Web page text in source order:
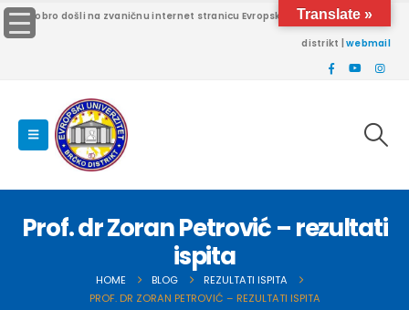
Dobro došli na zvaničnu internet stranicu Evropskog univerziteta Brčko
distrikt |webmail
Prof. dr Zoran Petrović – rezultati
ispita
HOME BLOG
REZULTATI ISPITA
PROF. DR ZORAN PETROVIĆ – REZULTATI ISPITA
Translate »